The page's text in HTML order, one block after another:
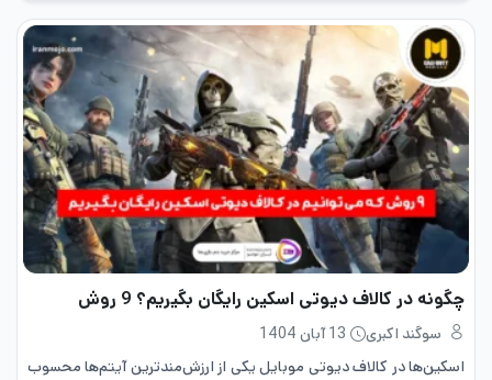
چگونه در کالاف دیوتی اسکین رایگان بگیریم؟ 9 روش
سوگند اکبری
13 آبان 1404
اسکین‌ها در کالاف دیوتی موبایل یکی از ارزش‌مندترین آیتم‌ها محسوب